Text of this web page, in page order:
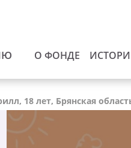
О ФОНДЕ
18 лет, Брянская